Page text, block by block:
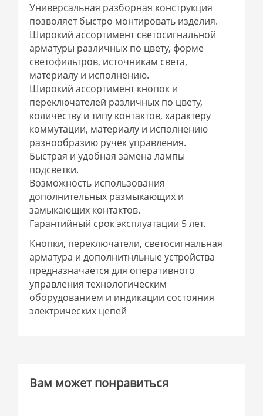
Универсальная разборная конструкция
позволяет быстро монтировать изделия.
Широкий ассортимент светосигнальной
арматуры различных по цвету, форме
светофильтров, источникам света,
материалу и исполнению.
Широкий ассортимент кнопок и
переключателей различных по цвету,
количеству и типу контактов, характеру
коммутации, материалу и исполнению
разнообразию ручек управления.
Быстрая и удобная замена лампы
подсветки.
Возможность использования
дополнительных размыкающих и
замыкающих контактов.
Гарантийный срок эксплуатации 5 лет.
Кнопки, переключатели, светосигнальная
арматура и дополнитнльные устройства
предназначается для оперативного
управления технологическим
оборудованием и индикации состояния
электрических цепей
Вам может понравиться